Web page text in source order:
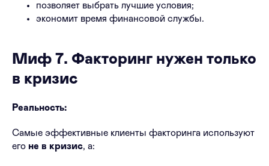
позволяет выбрать лучшие условия;
экономит время финансовой службы.
Миф 7. Факторинг нужен только
в кризис
Реальность:
Самые эффективные клиенты факторинга используют
его не в кризис, а: